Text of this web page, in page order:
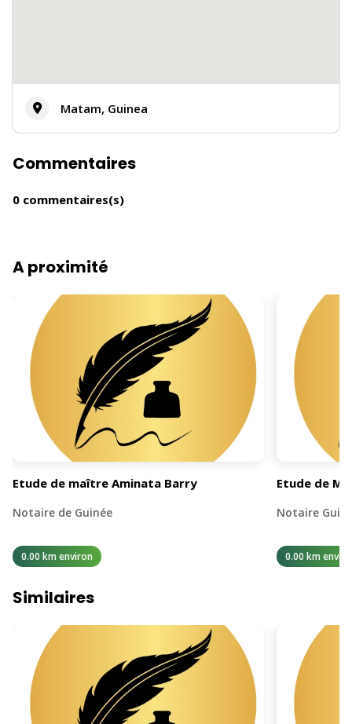
Matam, Guinea
Commentaires
0 commentaires(s)
A proximité
Etude de maître Aminata Barry
Notaire de Guinée
0.00 km environ
Etude de
Notaire
0.00 km
Similaires